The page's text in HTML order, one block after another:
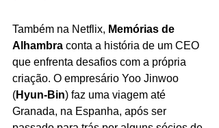
Também na Netflix, Memórias de
Alhambra conta a história de um CEO
que enfrenta desafios com a própria
criação. O empresário Yoo Jinwoo
(Hyun-Bin) faz uma viagem até
Granada, na Espanha, após ser